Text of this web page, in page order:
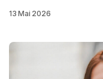
13 Mai 2026